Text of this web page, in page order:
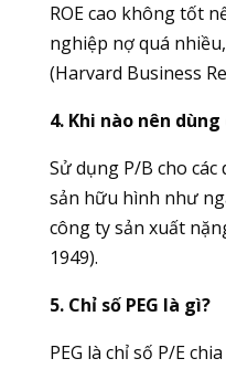
ROE cao không tốt
nghiệp nợ quá
(Harvard Business
4. Khi nào nên
Sử dụng P/B cho
sản hữu hình như
công ty sản xuất
1949).
5. Chỉ số PEG là gì?
PEG là chỉ số P/E